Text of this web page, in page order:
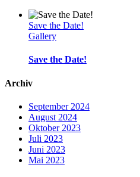
Save the Date!
Gallery
Save the Date!
Archiv
September 2024
August 2024
Oktober 2023
Juli 2023
Juni 2023
Mai 2023